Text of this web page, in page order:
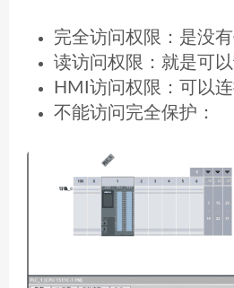
完全访问权限：是没有
读访问权限：就是可以
HMI访问权限：可以连
不能访问完全保护：